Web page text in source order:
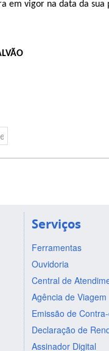
vigor na data da sua
Serviços
Ferramentas
Ouvidoria
Central de
Agência de Viagem
Emissão de
Declaração de
Assinador Digital